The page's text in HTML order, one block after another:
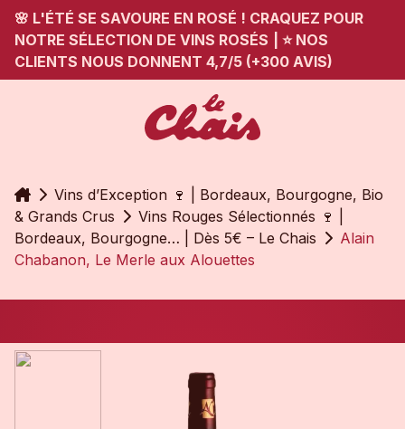
🌸 L'ÉTÉ SE SAVOURE EN ROSÉ ! CRAQUEZ POUR
NOTRE SÉLECTION DE VINS ROSÉS
⭐ NOS
CLIENTS NOUS DONNENT 4,7/5 (+300 AVIS)
AccueilVins d’Exception 🍷 | Bordeaux, Bourgogne, Bio
& Grands Crus
Vins Rouges Sélectionnés 🍷 |
Bordeaux, Bourgogne… | Dès 5€ – Le Chais
Alain
Chabanon, Le Merle aux Alouettes